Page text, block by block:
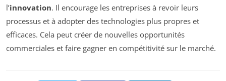
l’innovation. Il encourage les entreprises à revoir leurs
processus et à adopter des technologies plus propres et
efficaces. Cela peut créer de nouvelles opportunités
commerciales et faire gagner en compétitivité sur le marché.